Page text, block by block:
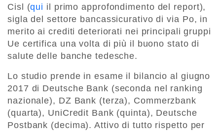
Cisl (qui il primo approfondimento del report),
sigla del settore bancassicurativo di via Po, in
merito ai crediti deteriorati nei principali gruppi
Ue certifica una volta di più il buono stato di
salute delle banche tedesche.
Lo studio prende in esame il bilancio al giugno
2017 di Deutsche Bank (seconda nel ranking
nazionale), DZ Bank (terza), Commerzbank
(quarta), UniCredit Bank (quinta), Deutsche
Postbank (decima). Attivo di tutto rispetto per